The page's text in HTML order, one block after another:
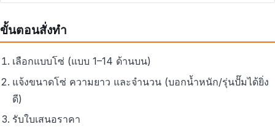
ขั้นตอนสั่งทำ
เลือกแบบโซ่ (แบบ 1–14 ด้านบน)
แจ้งขนาดโซ่ ความยาว และจำนวน (บอกน้ำหนัก/รุ่นปั๊มได้ยิ่ง
ดี)
รับใบเสนอราคา